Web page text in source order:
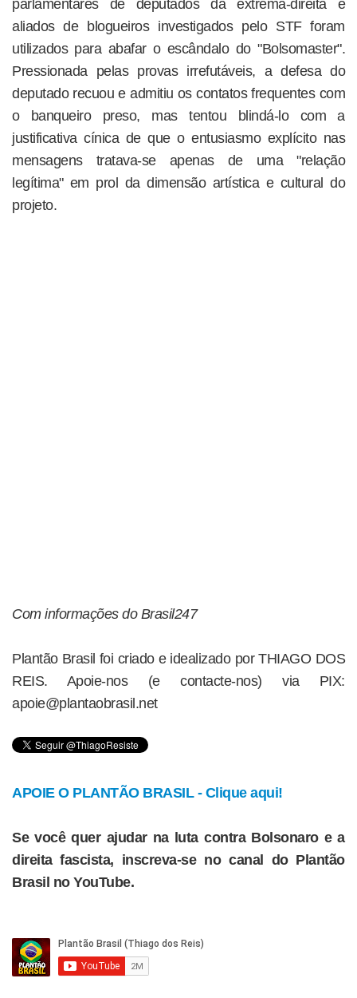
parlamentares de deputados da extrema-direita e
aliados de blogueiros investigados pelo STF foram
utilizados para abafar o escândalo do "Bolsomaster".
Pressionada pelas provas irrefutáveis, a defesa do
deputado recuou e admitiu os contatos frequentes com
o banqueiro preso, mas tentou blindá-lo com a
justificativa cínica de que o entusiasmo explícito nas
mensagens tratava-se apenas de uma "relação
legítima" em prol da dimensão artística e cultural do
projeto.
Com informações do Brasil247
Plantão Brasil foi criado e idealizado por THIAGO DOS
REIS. Apoie-nos (e contacte-nos) via PIX:
apoie@plantaobrasil.net
APOIE O PLANTÃO BRASIL - Clique aqui!
Se você quer ajudar na luta contra Bolsonaro e a
direita fascista, inscreva-se no canal do Plantão
Brasil no YouTube.